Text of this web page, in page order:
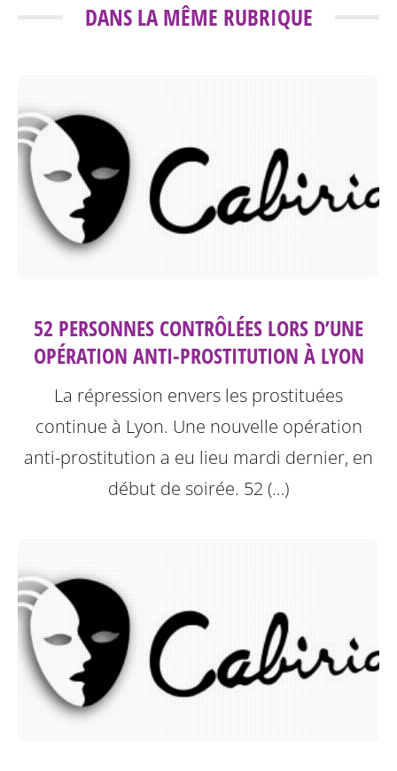
DANS LA MÊME RUBRIQUE
52 PERSONNES CONTRÔLÉES LORS D’UNE
OPÉRATION ANTI-PROSTITUTION À LYON
La répression envers les prostituées
continue à Lyon. Une nouvelle opération
anti-prostitution a eu lieu mardi dernier, en
début de soirée. 52 (…)